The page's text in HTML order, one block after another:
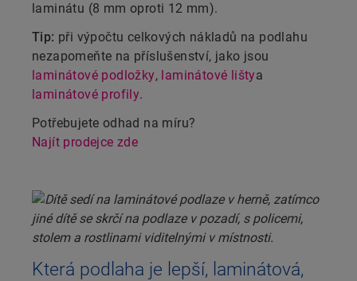
laminátu (8 mm oproti 12 mm).
Tip: při výpočtu celkových nákladů na podlahu
nezapomeňte na příslušenství, jako jsou
laminátové podložky, laminátové lištya
laminátové profily.
Potřebujete odhad na míru?
Najít prodejce zde
Která podlaha je lepší, laminátová,